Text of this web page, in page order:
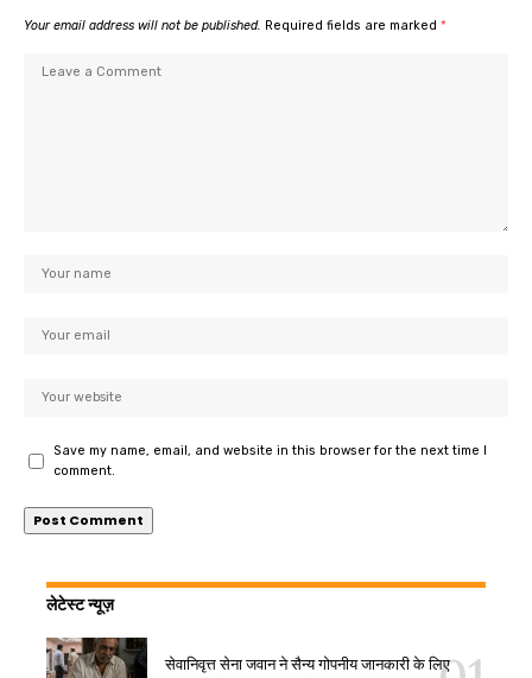
Your email address will not be published. Required fields are marked *
Save my name, email, and website in this browser for the next time I
comment.
लेटेस्ट न्यूज़
सेवानिवृत्त सेना जवान ने सैन्य गोपनीय जानकारी के लिए